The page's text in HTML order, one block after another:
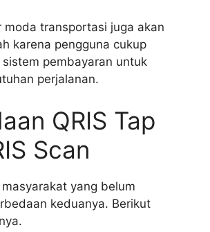
moda transportasi juga akan
karena pengguna cukup
pembayaran untuk
perjalanan.
QRIS Tap
Scan
yang belum
keduanya. Berikut